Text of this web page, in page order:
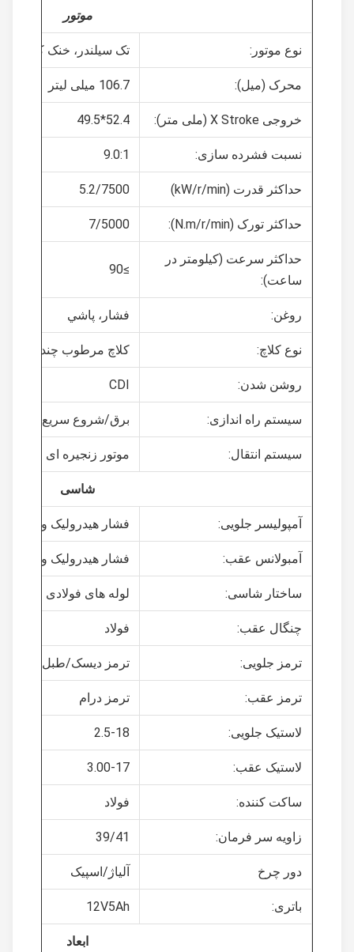
موتور
نوع موتور: تک سیلندر، خنک کننده هوا، 4 زمان
محرک (میل): 106.7 میلی لیتر
خروجی X Stroke (ملی متر): 52.4*49.5
نسبت فشرده سازی:
حداکثر قدرت (kW/r/min) 5.2/7500
حداکثر تورک (N.m/r/min): 7/5000
حداکثر سرعت (کیلومتر در
ساعت):
روغن: فشار، پاشي
نوع کلاچ: کلاچ مرطوب چند صفحه ای
روشن شدن:
سیستم راه اندازی: برق/شروع سریع
سیستم انتقال: موتور زنجیره ای
شاسی
آمپولیسر جلویی: فشار هیدرولیک و بهار
آمبولانس عقب: فشار هیدرولیک و بهار
ساختار شاسی: لوله های فولادی و صفحات
چنگال عقب:
ترمز جلویی: ترمز دیسک/طبل
ترمز عقب: ترمز درام
لاستیک جلویی: 2.5-18
لاستیک عقب: 3.00-17
ساکت کننده:
زاویه سر فرمان: 39/41
دور چرخ آلیاژ/اسپیک
باتری: 12V5Ah